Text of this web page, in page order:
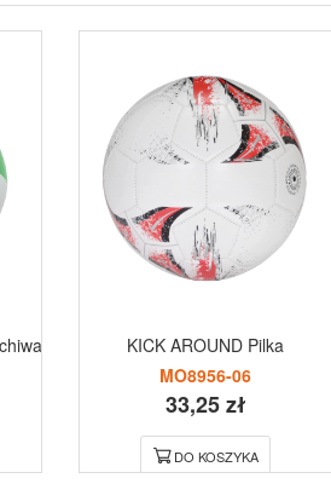
pilka plazowaKICK AROUND Pilka
MO8956-06
33,25 zł
DO KOSZYKA